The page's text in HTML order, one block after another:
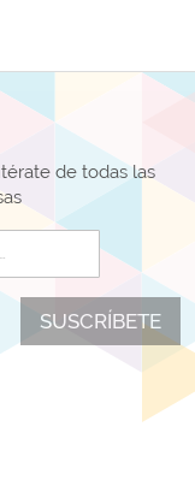
de todas las
SUSCRÍBETE